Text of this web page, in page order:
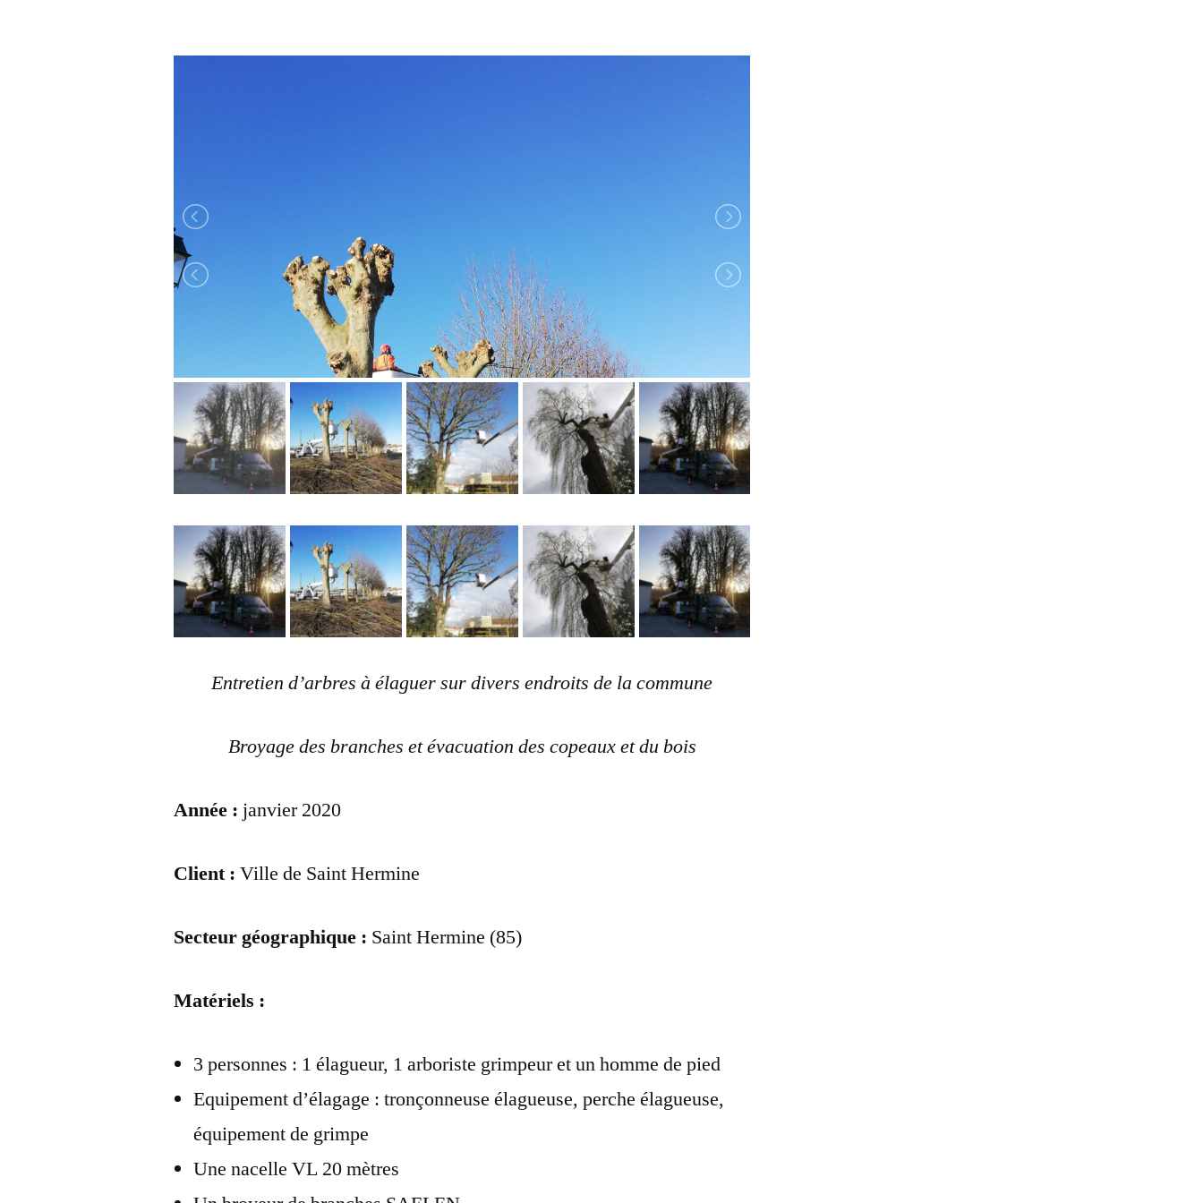
Entretien d’arbres à élaguer sur divers endroits de la commune
Broyage des branches et évacuation des copeaux et du bois
Année : janvier 2020
Client : Ville de Saint Hermine
Secteur géographique : Saint Hermine (85)
Matériels :
3 personnes : 1 élagueur, 1 arboriste grimpeur et un homme de pied
Equipement d’élagage : tronçonneuse élagueuse, perche élagueuse,
équipement de grimpe
Une nacelle VL 20 mètres